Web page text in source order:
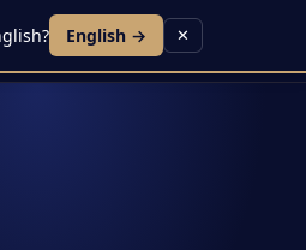
English → ✕